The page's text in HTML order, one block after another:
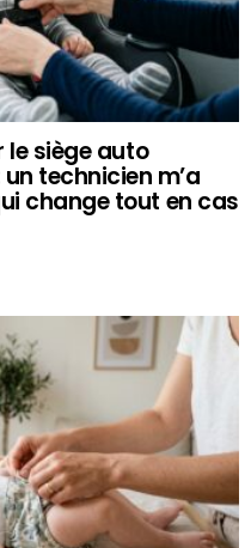
le siège auto
technicien m’a
change tout en cas